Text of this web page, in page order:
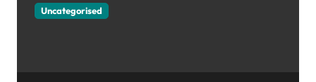
Uncategorised